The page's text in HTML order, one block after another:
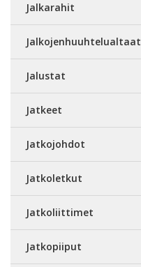
Jalkarahit
Jalkojenhuuhtelualtaat
Jalustat
Jatkeet
Jatkojohdot
Jatkoletkut
Jatkoliittimet
Jatkopiiput